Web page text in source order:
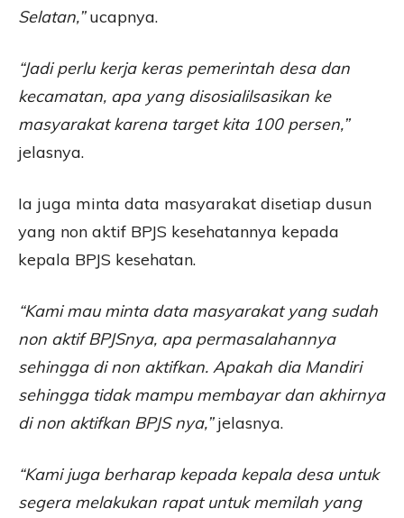
Selatan,”ucapnya.
“Jadi perlu kerja keras pemerintah desa dan
kecamatan, apa yang disosialilsasikan ke
masyarakat karena target kita 100 persen,”
jelasnya.
Ia juga minta data masyarakat disetiap dusun
yang non aktif BPJS kesehatannya kepada
kepala BPJS kesehatan.
“Kami mau minta data masyarakat yang sudah
non aktif BPJSnya, apa permasalahannya
sehingga di non aktifkan. Apakah dia Mandiri
sehingga tidak mampu membayar dan akhirnya
di non aktifkan BPJS nya,”jelasnya.
“Kami juga berharap kepada kepala desa untuk
segera melakukan rapat untuk memilah yang